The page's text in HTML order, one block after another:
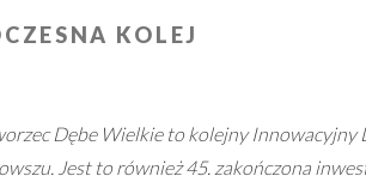
KOLEJ
Dębe Wielkie to kolejny
Jest to również 45. zakończona